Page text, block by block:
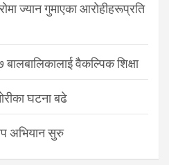
ज्यान गुमाएका आरोहीहरूप्रति
वैकल्पिक शिक्षा
घटना बढे
अभियान सुरु